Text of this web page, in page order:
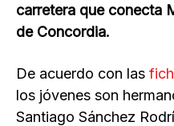
carretera que conecta
de Concordia.
De acuerdo con las
los jóvenes son
Santiago Sánchez